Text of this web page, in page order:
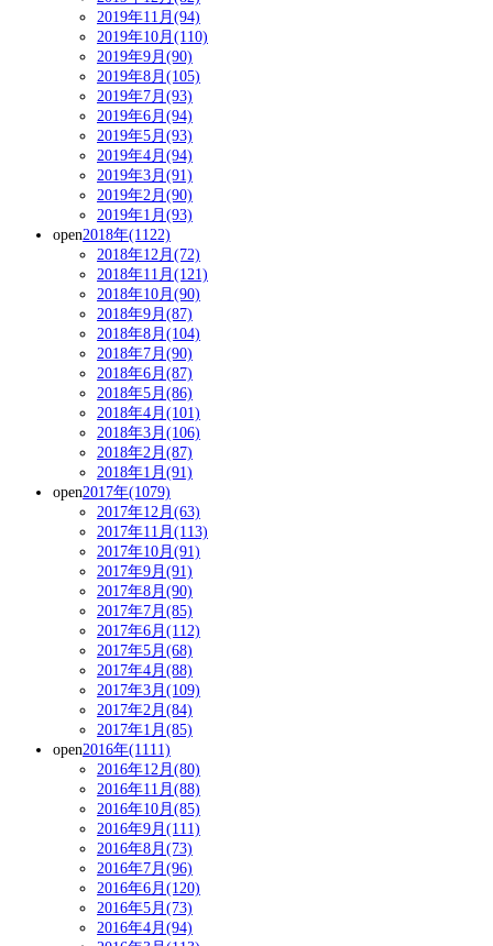
2019年11月(94)
2019年10月(110)
2019年9月(90)
2019年8月(105)
2019年7月(93)
2019年6月(94)
2019年5月(93)
2019年4月(94)
2019年3月(91)
2019年2月(90)
2019年1月(93)
open2018年(1122)
2018年12月(72)
2018年11月(121)
2018年10月(90)
2018年9月(87)
2018年8月(104)
2018年7月(90)
2018年6月(87)
2018年5月(86)
2018年4月(101)
2018年3月(106)
2018年2月(87)
2018年1月(91)
open2017年(1079)
2017年12月(63)
2017年11月(113)
2017年10月(91)
2017年9月(91)
2017年8月(90)
2017年7月(85)
2017年6月(112)
2017年5月(68)
2017年4月(88)
2017年3月(109)
2017年2月(84)
2017年1月(85)
open2016年(1111)
2016年12月(80)
2016年11月(88)
2016年10月(85)
2016年9月(111)
2016年8月(73)
2016年7月(96)
2016年6月(120)
2016年5月(73)
2016年4月(94)